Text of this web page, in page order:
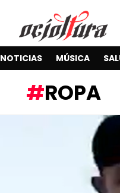
NOTICIAS MÚSICA
ROPA